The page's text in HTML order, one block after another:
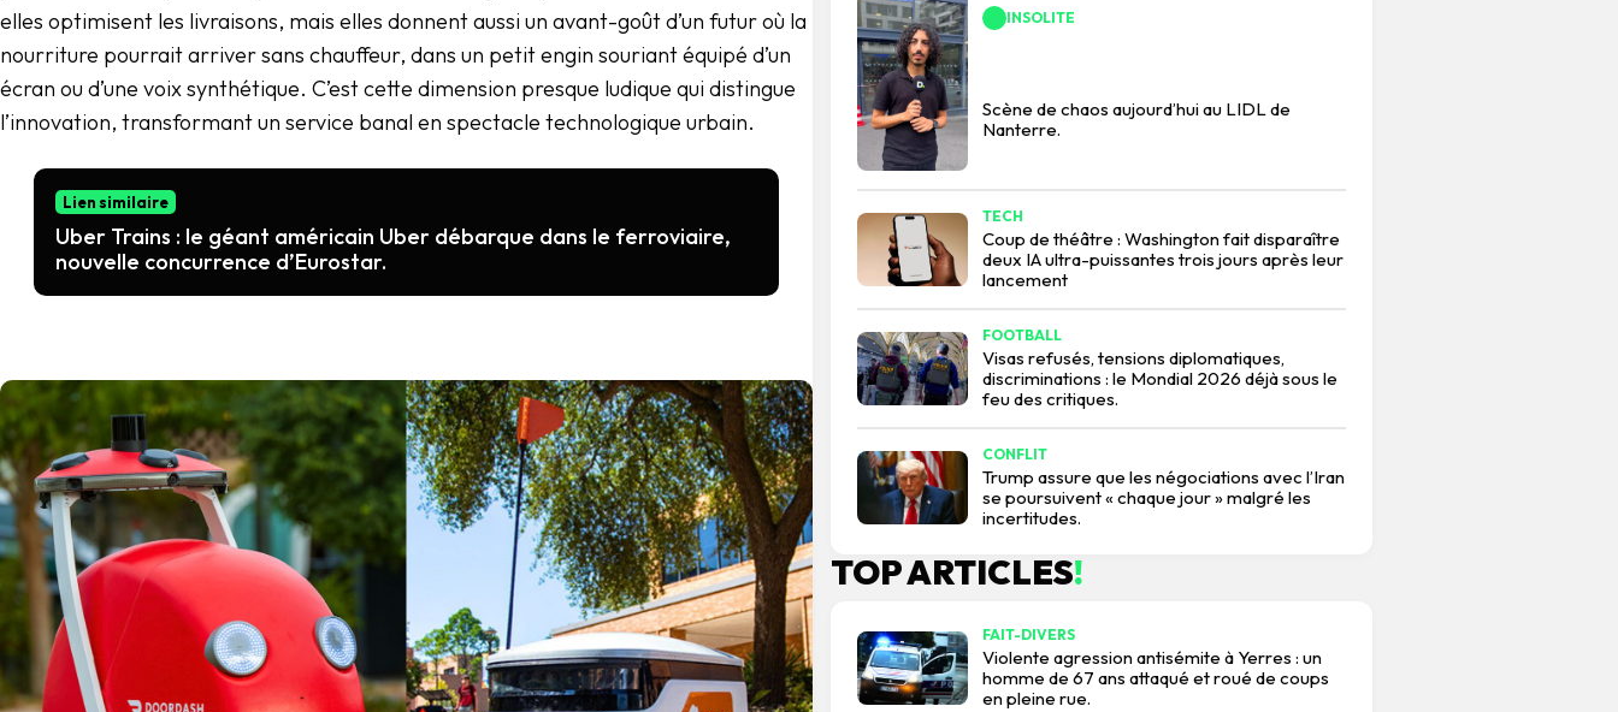
elles optimisent les livraisons, mais elles donnent aussi un avant-goût d’un futur où la
nourriture pourrait arriver sans chauffeur, dans un petit engin souriant équipé d’un
écran ou d’une voix synthétique. C’est cette dimension presque ludique qui distingue
l’innovation, transformant un service banal en spectacle technologique urbain.
Lien similaire
Uber Trains : le géant américain Uber débarque dans le ferroviaire,
nouvelle concurrence d’Eurostar.
INSOLITE
Scène de chaos aujourd’hui au LIDL de
Nanterre.
TECH
Coup de théâtre : Washington fait disparaître
deux IA ultra-puissantes trois jours après leur
lancement
FOOTBALL
Visas refusés, tensions diplomatiques,
discriminations : le Mondial 2026 déjà sous le
feu des critiques.
CONFLIT
Trump assure que les négociations avec l’Iran
se poursuivent « chaque jour » malgré les
incertitudes.
TOP ARTICLES!
FAIT-DIVERS
Violente agression antisémite à Yerres : un
homme de 67 ans attaqué et roué de coups
en pleine rue.